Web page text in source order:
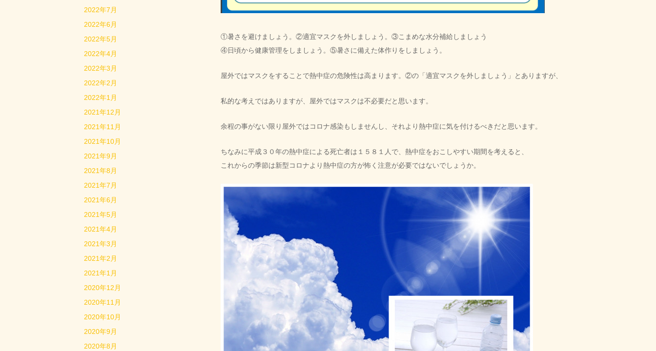
①暑さを避けましょう。②適宜マスクを外しましょう。③こまめな水分補給しましょう
④日頃から健康管理をしましょう。⑤暑さに備えた体作りをしましょう。
屋外ではマスクをすることで熱中症の危険性は高まります。②の「適宜マスクを外しましょう」とありますが、
私的な考えではありますが、屋外ではマスクは不必要だと思います。
余程の事がない限り屋外ではコロナ感染もしませんし、それより熱中症に気を付けるべきだと思います。
ちなみに平成３０年の熱中症による死亡者は１５８１人で、熱中症をおこしやすい期間を考えると、
これからの季節は新型コロナより熱中症の方が怖く注意が必要ではないでしょうか。
2022年7月
2022年6月
2022年5月
2022年4月
2022年3月
2022年2月
2022年1月
2021年12月
2021年11月
2021年10月
2021年9月
2021年8月
2021年7月
2021年6月
2021年5月
2021年4月
2021年3月
2021年2月
2021年1月
2020年12月
2020年11月
2020年10月
2020年9月
2020年8月